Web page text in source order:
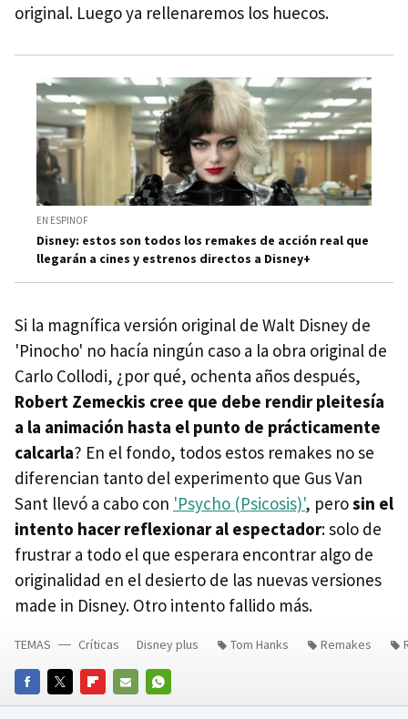
original. Luego ya rellenaremos los huecos.
EN ESPINOF
Disney: estos son todos los remakes de acción real que
llegarán a cines y estrenos directos a Disney+
Si la magnífica versión original de Walt Disney de
'Pinocho' no hacía ningún caso a la obra original de
Carlo Collodi, ¿por qué, ochenta años después,
Robert Zemeckis cree que debe rendir pleitesía
a la animación hasta el punto de prácticamente
calcarla? En el fondo, todos estos remakes no se
diferencian tanto del experimento que Gus Van
Sant llevó a cabo con 'Psycho (Psicosis)', perosin el
intento hacer reflexionar al espectador: solo de
frustrar a todo el que esperara encontrar algo de
originalidad en el desierto de las nuevas versiones
made in Disney. Otro intento fallido más.
FACEBOOKTWITTERFLIPBOARD
E-
WHATSAPP
TEMAS Críticas Disney plus Tom Hanks Remakes